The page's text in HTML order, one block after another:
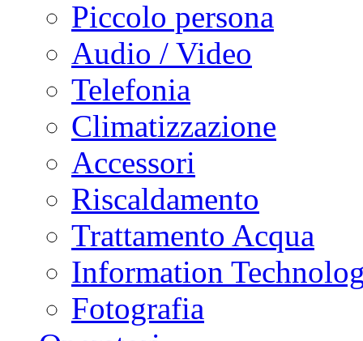
Piccolo persona
Audio / Video
Telefonia
Climatizzazione
Accessori
Riscaldamento
Trattamento Acqua
Information
Fotografia